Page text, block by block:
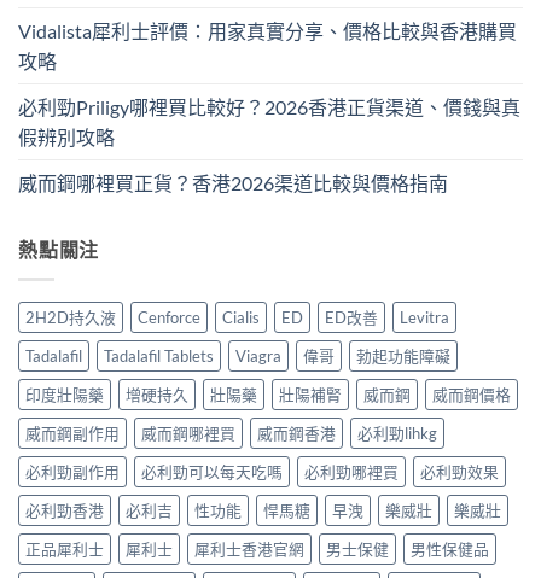
Vidalista犀利士評價：用家真實分享、價格比較與香港購買
攻略
必利勁Priligy哪裡買比較好？2026香港正貨渠道、價錢與真
假辨別攻略
威而鋼哪裡買正貨？香港2026渠道比較與價格指南
熱點關注
2H2D持久液 Cenforce Cialis ED ED改善
Levitra
Tadalafil
Tadalafil Tablets Viagra 偉哥
勃起功能障礙
印度壯陽藥
增硬持久 壯陽藥 壯陽補腎 威而鋼
威而鋼價格
威而鋼副作用
威而鋼哪裡買 威而鋼香港
必利勁lihkg
必利勁副作用
必利勁可以每天吃嗎 必利勁哪裡買
必利勁效果
必利勁香港
必利吉 性功能 悍馬糖 早洩 樂威壯
樂威壯
正品犀利士
犀利士 犀利士香港官網 男士保健
男性保健品